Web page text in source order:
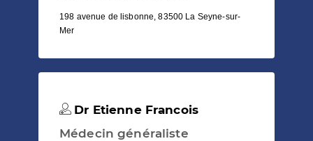
198 avenue de lisbonne, 83500 La Seyne-sur-
Mer
Dr Etienne Francois
Médecin généraliste